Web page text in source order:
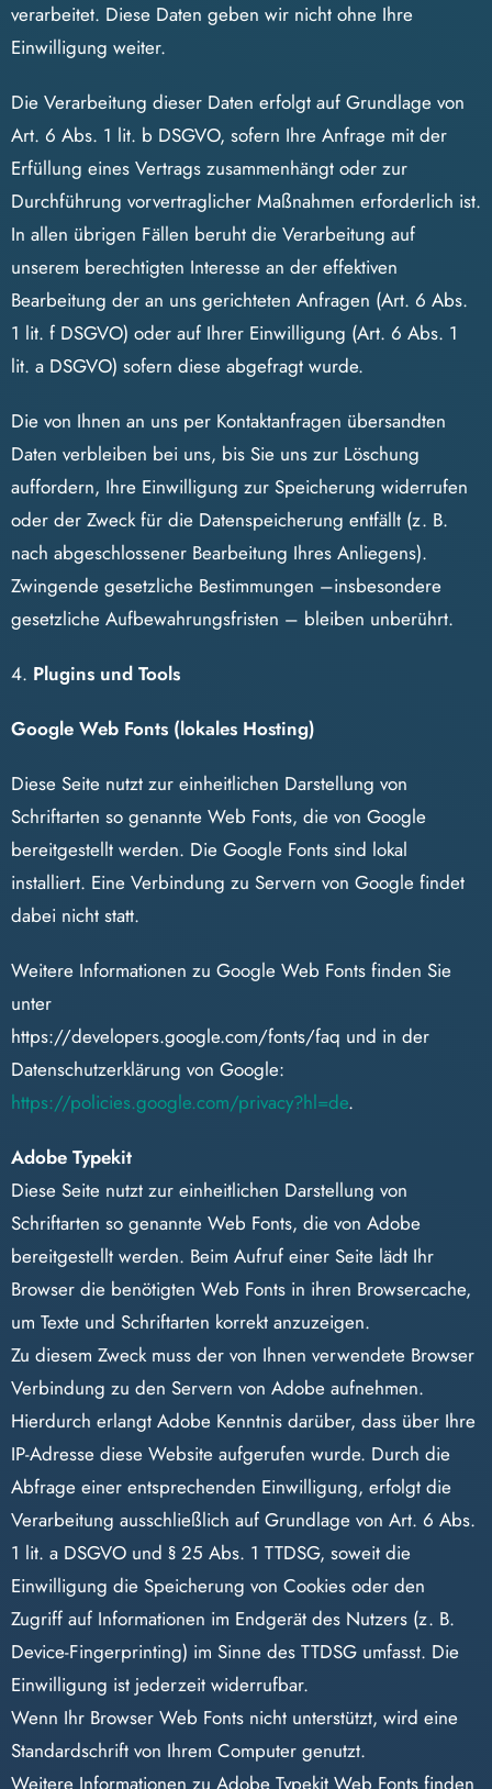
verarbeitet. Diese Daten geben wir nicht ohne Ihre
Einwilligung weiter.
Die Verarbeitung dieser Daten erfolgt auf Grundlage von
Art. 6 Abs. 1 lit. b DSGVO, sofern Ihre Anfrage mit der
Erfüllung eines Vertrags zusammenhängt oder zur
Durchführung vorvertraglicher Maßnahmen erforderlich ist.
In allen übrigen Fällen beruht die Verarbeitung auf
unserem berechtigten Interesse an der effektiven
Bearbeitung der an uns gerichteten Anfragen (Art. 6 Abs.
1 lit. f DSGVO) oder auf Ihrer Einwilligung (Art. 6 Abs. 1
lit. a DSGVO) sofern diese abgefragt wurde.
Die von Ihnen an uns per Kontaktanfragen übersandten
Daten verbleiben bei uns, bis Sie uns zur Löschung
auffordern, Ihre Einwilligung zur Speicherung widerrufen
oder der Zweck für die Datenspeicherung entfällt (z. B.
nach abgeschlossener Bearbeitung Ihres Anliegens).
Zwingende gesetzliche Bestimmungen –insbesondere
gesetzliche Aufbewahrungsfristen – bleiben unberührt.
4. Plugins und Tools
Google Web Fonts (lokales Hosting)
Diese Seite nutzt zur einheitlichen Darstellung von
Schriftarten so genannte Web Fonts, die von Google
bereitgestellt werden. Die Google Fonts sind lokal
installiert. Eine Verbindung zu Servern von Google findet
dabei nicht statt.
Weitere Informationen zu Google Web Fonts finden Sie
unter
https://developers.google.com/fonts/faq und in der
Datenschutzerklärung von Google:
https://policies.google.com/privacy?hl=de.
Adobe Typekit
Diese Seite nutzt zur einheitlichen Darstellung von
Schriftarten so genannte Web Fonts, die von Adobe
bereitgestellt werden. Beim Aufruf einer Seite lädt Ihr
Browser die benötigten Web Fonts in ihren Browsercache,
um Texte und Schriftarten korrekt anzuzeigen.
Zu diesem Zweck muss der von Ihnen verwendete Browser
Verbindung zu den Servern von Adobe aufnehmen.
Hierdurch erlangt Adobe Kenntnis darüber, dass über Ihre
IP-Adresse diese Website aufgerufen wurde. Durch die
Abfrage einer entsprechenden Einwilligung, erfolgt die
Verarbeitung ausschließlich auf Grundlage von Art. 6 Abs.
1 lit. a DSGVO und § 25 Abs. 1 TTDSG, soweit die
Einwilligung die Speicherung von Cookies oder den
Zugriff auf Informationen im Endgerät des Nutzers (z. B.
Device-Fingerprinting) im Sinne des TTDSG umfasst. Die
Einwilligung ist jederzeit widerrufbar.
Wenn Ihr Browser Web Fonts nicht unterstützt, wird eine
Standardschrift von Ihrem Computer genutzt.
Weitere Informationen zu Adobe Typekit Web Fonts finden